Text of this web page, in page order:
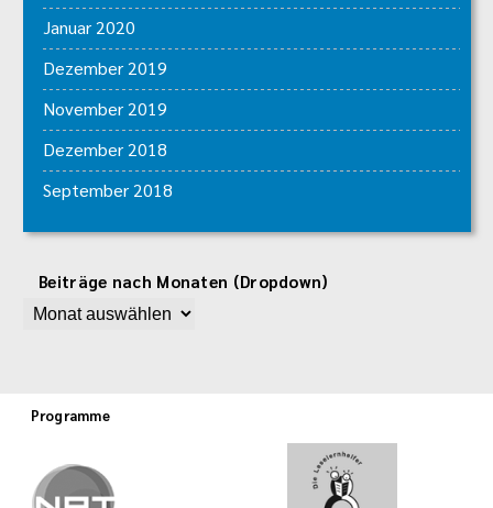
Januar 2020
Dezember 2019
November 2019
Dezember 2018
September 2018
Beiträge nach Monaten (Dropdown)
Programme